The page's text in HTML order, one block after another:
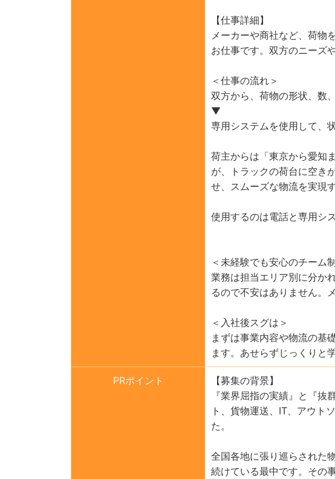
【仕事詳細】
メーカーや商社など、荷物
お仕事です。双方のニーズ
＜仕事の流れ＞
双方から、荷物の形状、数
▼
専用システムを使用して、
荷主からは「東京から愛知
が、トラックの荷台に空き
せ、スムーズな物流を実現
使用するのは電話と専用シ
＜未経験でも安心のチーム
業務は担当エリア別に分か
るので不安はありません。
＜入社後スグは＞
まずは事業内容や物流の基
ます。あせらずじっくりと
PRポイント
【募集の背景】
『業界屈指の実績』と『
ト、貨物運送、IT、アウト
た。
全国各地に張り巡らされた
続けている最中です。その